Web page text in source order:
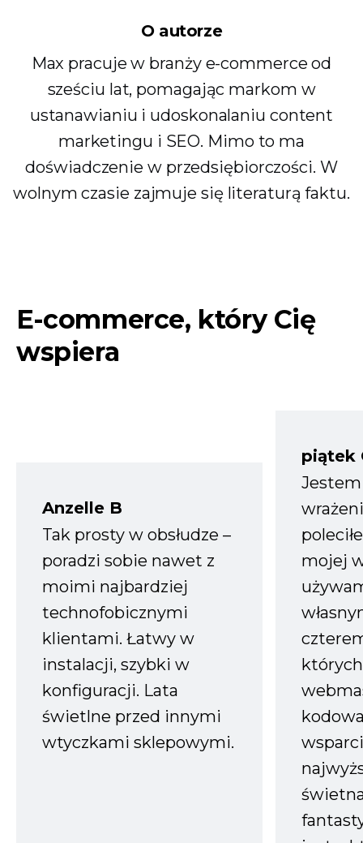
O autorze
Max pracuje w branży e-commerce od
sześciu lat, pomagając markom w
ustanawianiu i udoskonalaniu content
marketingu i SEO. Mimo to ma
doświadczenie w przedsiębiorczości. W
wolnym czasie zajmuje się literaturą faktu.
E-commerce, który Cię
wspiera
Anzelle B
Tak prosty w obsłudze –
poradzi sobie nawet z
moimi najbardziej
technofobicznymi
klientami. Łatwy w
instalacji, szybki w
konfiguracji. Lata
świetlne przed innymi
wtyczkami sklepowymi.
piątek
mojej